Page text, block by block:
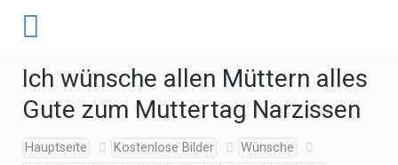
Ich wünsche allen Müttern alles
Gute zum Muttertag Narzissen
Hauptseite Kostenlose Bilder
Wünsche